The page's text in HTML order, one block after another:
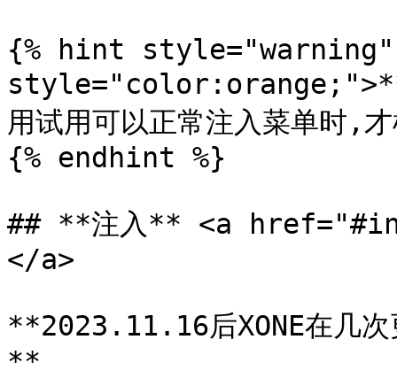
{% hint style="warning"
style="color:orange;">**`
用试用可以正常注入菜单时,
{% endhint %}
## **注入** <a
</a>
**2023.11.16后XONE在几次
**